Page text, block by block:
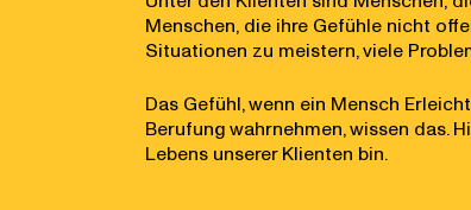
Menschen, die ihre Gefühle nicht
Situationen zu meistern, viele
Das Gefühl, wenn ein Mensch
Berufung wahrnehmen, wissen das.
Lebens unserer Klienten bin.